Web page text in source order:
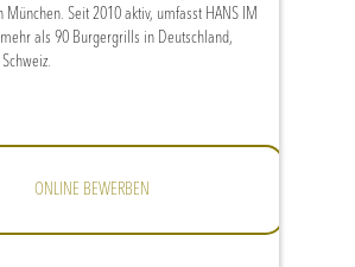
München. Seit 2010 aktiv, umfasst HANS IM
als 90 Burgergrills in Deutschland,
ONLINE BEWERBEN